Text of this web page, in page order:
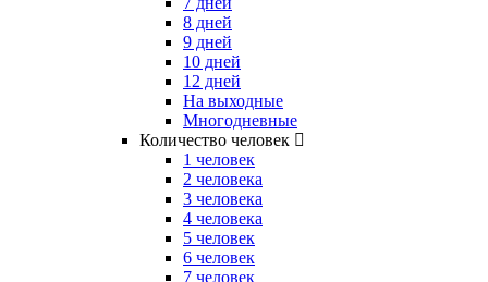
8 дней
9 дней
10 дней
12 дней
На выходные
Многодневные
Количество человек
1 человек
2 человека
3 человека
4 человека
5 человек
6 человек
7 человек